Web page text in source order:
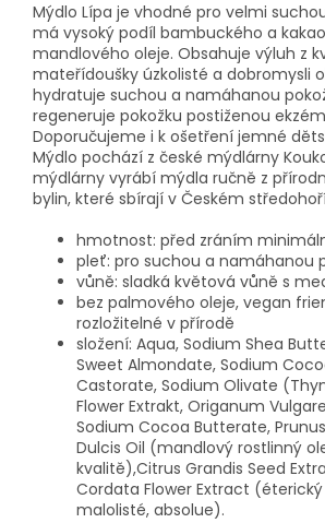
Mýdlo Lípa je vhodné pro velmi
má vysoký podíl bambuckého a
mandlového oleje. Obsahuje výluh z
mateřídoušky úzkolisté a dobromysli
hydratuje suchou a namáhanou
regeneruje pokožku postiženou
Doporučujeme i k ošetření jemné
Mýdlo pochází z české mýdlárny
mýdlárny vyrábí mýdla ručně z
bylin, které sbírají v Českém
hmotnost: před zráním
pleť: pro suchou a namáhanou
vůně: sladká květová vůně s
bez palmového oleje, vegan
rozložitelné v přírodě
složení: Aqua, Sodium Shea
Sweet Almondate, Sodium
Castorate, Sodium Olivate
Flower Extrakt, Origanum
Sodium Cocoa Butterate,
Dulcis Oil (mandlový rostlinný
kvalitě),Citrus Grandis Seed
Cordata Flower Extract
malolisté, absolue).